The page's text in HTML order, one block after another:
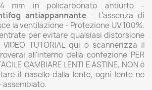
mm in policarbonato antiurto -
antiappannante– L’assenza di
la ventilazione - Protezione UV 100%.
per evitare qualsiasi distorsione
TUTORIAL qui o scannerizza il
all'interno della confezione PER
CAMBIARE LENTI E ASTINE, NON è
il nasello dalla lente, ogni lente ne